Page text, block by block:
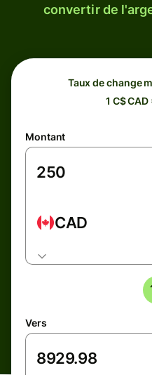
convertir de
Taux de change
1 C$
Montant
CAD
Vers